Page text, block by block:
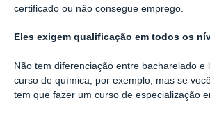
certificado ou não consegue emprego.
Eles exigem qualificação em todos os
Não tem diferenciação entre bacharelado e
curso de química, por exemplo, mas se
tem que fazer um curso de especialização